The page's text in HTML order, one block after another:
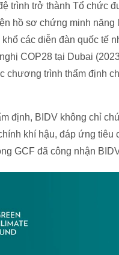
trình trở thành Tổ chức
hồ sơ chứng minh
khổ các diễn đàn quốc tế
COP28 tại Dubai
chương trình thẩm định
định, BIDV không chỉ
khí hậu, đáp ứng tiêu
GCF đã công nhận